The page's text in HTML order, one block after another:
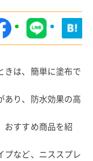
きは、簡単に塗布で
あり、防水効果の高
おすすめ商品を紹
プなど、ニススプレ